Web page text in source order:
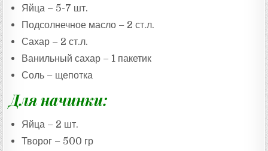
Яйца – 5-7 шт.
Подсолнечное масло – 2 ст.л.
Сахар – 2 ст.л.
Ванильный сахар – 1 пакетик
Соль – щепотка
Для начинки:
Яйца – 2 шт.
Творог – 500 гр